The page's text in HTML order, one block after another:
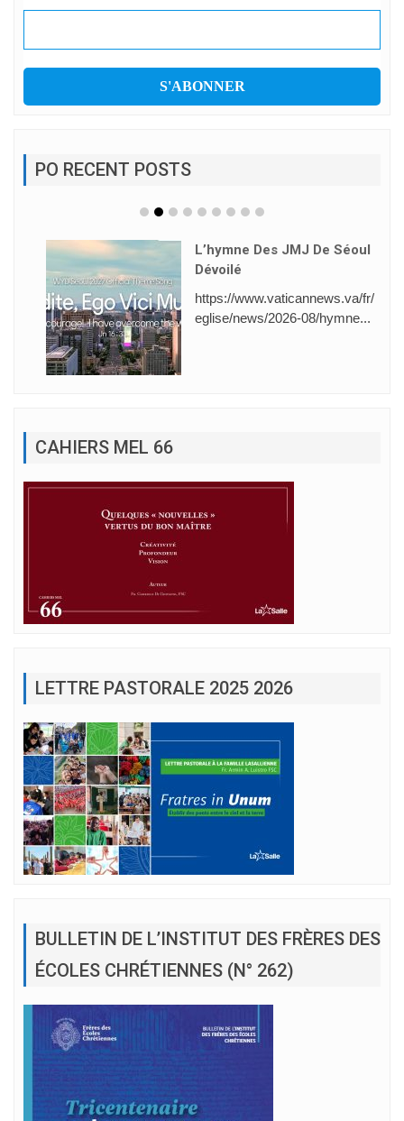
PO RECENT POSTS
L’hymne Des JMJ De Séoul
Dévoilé
https://www.vaticannews.va/fr/
eglise/news/2026-08/hymne...
CAHIERS MEL 66
LETTRE PASTORALE 2025 2026
BULLETIN DE L’INSTITUT DES FRÈRES DES
ÉCOLES CHRÉTIENNES (N° 262)